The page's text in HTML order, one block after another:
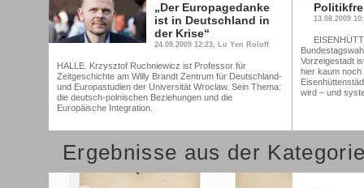
„Der Europagedanke
ist in Deutschland in
der Krise“
24.09.2009 12:23, Lu Yen Roloff
HALLE. Krzysztof Ruchniewicz ist Professor für
Zeitgeschichte am Willy Brandt Zentrum für Deutschland-
und Europastudien der Universität Wroclaw. Sein Thema:
die deutsch-polnischen Beziehungen und die
Europäische Integration.
13.08.2009
Vorzeigestadt
hier kaum noch
wird – und
Ergebnisse aus der